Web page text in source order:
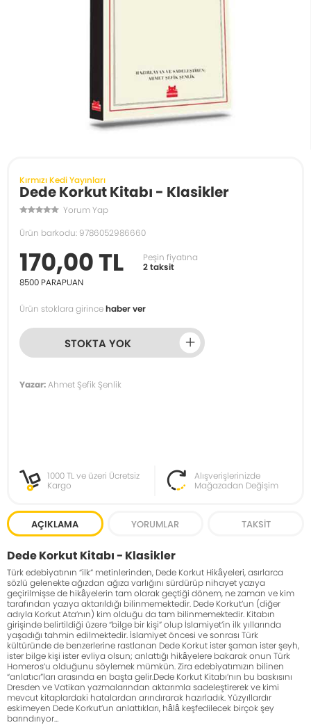
Kırmızı Kedi Yayınları
Dede Korkut Kitabı - Klasikler
Yorum Yap
Ürün barkodu: 9786052986660
170,00 TL
Peşin fiyatına
2 taksit
8500 PARAPUAN
Ürün stoklara girincehaber ver
STOKTA YOK
Yazar:Ahmet Şefik Şenlik
1000 TL ve üzeri Ücretsiz
Kargo
Alışverişlerinizde
Mağazadan Değişim
AÇIKLAMA YORUMLAR TAKSIT
Dede Korkut Kitabı - Klasikler
Türk edebiyatının “ilk” metinlerinden, Dede Korkut Hikâyeleri, asırlarca
sözlü gelenekte ağızdan ağıza varlığını sürdürüp nihayet yazıya
geçirilmişse de hikâyelerin tam olarak geçtiği dönem, ne zaman ve kim
tarafından yazıya aktarıldığı bilinmemektedir. Dede Korkut’un (diğer
adıyla Korkut Ata’nın) kim olduğu da tam bilinmemektedir. Kitabın
girişinde belirtildiği üzere “bilge bir kişi” olup İslamiyet’in ilk yıllarında
yaşadığı tahmin edilmektedir. İslamiyet öncesi ve sonrası Türk
kültüründe de benzerlerine rastlanan Dede Korkut ister şaman ister şeyh,
ister bilge kişi ister evliya olsun; anlattığı hikâyelere bakarak onun Türk
Homeros’u olduğunu söylemek mümkün. Zira edebiyatımızın bilinen
“anlatıcı”ları arasında en başta gelir.Dede Korkut Kitabı’nın bu baskısını
Dresden ve Vatikan yazmalarından aktarımla sadeleştirerek ve kimi
mevcut kitaplardaki hatalardan arındırarak hazırladık. Yüzyıllardır
eskimeyen Dede Korkut’un anlattıkları, hâlâ keşfedilecek birçok şey
barındırıyor…